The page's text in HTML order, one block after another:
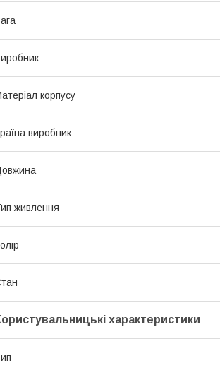
корпусу
виробник
живлення
характеристики